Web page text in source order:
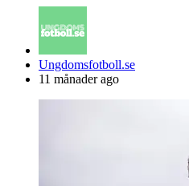
Posted
by
Ungdomsfotboll.se
11 månader ago